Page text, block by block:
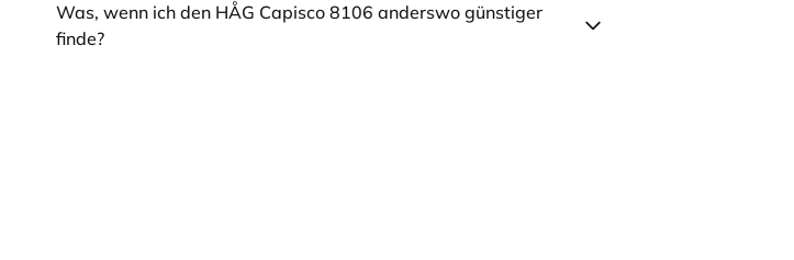
Was, wenn ich den HÅG Capisco 8106 anderswo günstiger
finde?